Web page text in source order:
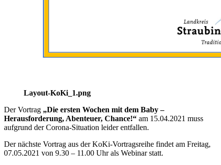
Layout-KoKi_1.png
Der Vortrag „Die ersten Wochen mit dem Baby –
Herausforderung, Abenteuer, Chance!“ am 15.04.2021 muss
aufgrund der Corona-Situation leider entfallen.
Der nächste Vortrag aus der KoKi-Vortragsreihe findet am Freitag,
07.05.2021 von 9.30 – 11.00 Uhr als Webinar statt.